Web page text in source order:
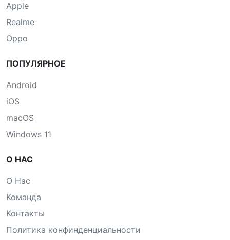
Apple
Realme
Oppo
ПОПУЛЯРНОЕ
Android
iOS
macOS
Windows 11
О НАС
О Нас
Команда
Контакты
Политика конфинденциальности